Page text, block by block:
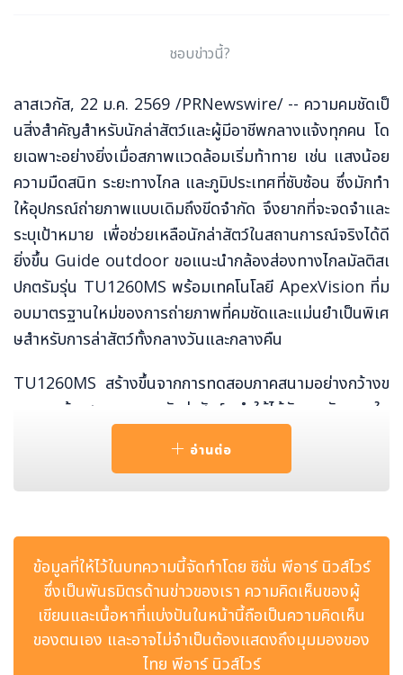
ชอบข่าวนี้?
ลาสเวกัส, 22 ม.ค. 2569 /PRNewswire/ -- ความคมชัดเป็
นสิ่งสำคัญสำหรับนักล่าสัตว์และผู้มีอาชีพกลางแจ้งทุกคน โด
ยเฉพาะอย่างยิ่งเมื่อสภาพแวดล้อมเริ่มท้าทาย เช่น แสงน้อย
ความมืดสนิท ระยะทางไกล และภูมิประเทศที่ซับซ้อน ซึ่งมักทำ
ให้อุปกรณ์ถ่ายภาพแบบเดิมถึงขีดจำกัด จึงยากที่จะจดจำและ
ระบุเป้าหมาย เพื่อช่วยเหลือนักล่าสัตว์ในสถานการณ์จริงได้ดี
ยิ่งขึ้น Guide outdoor ขอแนะนำกล้องส่องทางไกลมัลติสเ
ปกตรัมรุ่น TU1260MS พร้อมเทคโนโลยี ApexVision ที่ม
อบมาตรฐานใหม่ของการถ่ายภาพที่คมชัดและแม่นยำเป็นพิเศ
ษสำหรับการล่าสัตว์ทั้งกลางวันและกลางคืน
TU1260MS สร้างขึ้นจากการทดสอบภาคสนามอย่างกว้างข
วางและข้อเสนอแนะจากนักล่าสัตว์ ทำให้ได้รับการขัดเกลาใน
ทุกรายละเอียดและได้รับการยอมรับแล้วว่าเป็นอุปกรณ์ถ่ายภา
พประสิทธิภาพสูงสำหรับการล่าสัตว์ โดย ApexVision เทคโ
นโลยีการถ่ายภาพความร้อนล่าสุดทำให้ภาพมีความคมชัดมาก
ช่วยให้นักล่าสัตว์มั่นใจยิ่งขึ้นในทุกช่วงเวลาสำคัญ
ApexVision ช่วยเพิ่มประสิทธิภาพการล่าสัตว์ในการใช้
งานจริงอย่างไร
TU1260MS ผสานรวมเซ็นเซอร์คู่ทรงพลังที่ประกอบด้วยเซ็
อ่านต่อ
ข้อมูลที่ให้ไว้ในบทความนี้จัดทำโดย ซิชั่น พีอาร์ นิวส์ไวร์
ซึ่งเป็นพันธมิตรด้านข่าวของเรา ความคิดเห็นของผู้
เขียนและเนื้อหาที่แบ่งปันในหน้านี้ถือเป็นความคิดเห็น
ของตนเอง และอาจไม่จำเป็นต้องแสดงถึงมุมมองของ
ไทย พีอาร์ นิวส์ไวร์